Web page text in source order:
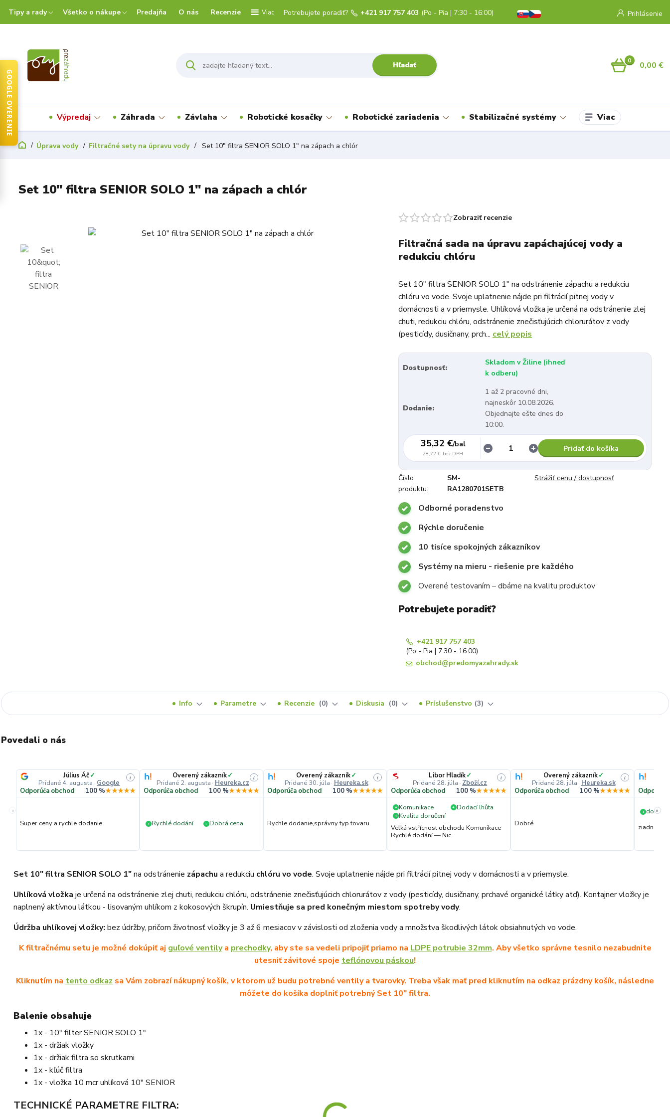
Tipy a rady Všetko o nákupe Predajňa O nás Recenzie Viac Prihlásenie
Hľadať
Potrebujete poradiť? +421 917 757 403 (Po - Pia | 7:30 - 16:00)
0 0,00 €
Výpredaj Záhrada Závlaha Robotické kosačky Robotické zariadenia Stabilizačné systémy Viac
Úprava vody Filtračné sety na úpravu vody Set 10" filtra SENIOR SOLO 1" na zápach a chlór
Set 10" filtra SENIOR SOLO 1" na zápach a chlór
Zobraziť recenzie
Filtračná sada na úpravu zapáchajúcej vody a
redukciu chlóru
Set 10" filtra SENIOR SOLO 1" na odstránenie zápachu a redukciu
chlóru vo vode. Svoje uplatnenie nájde pri filtrácií pitnej vody v
domácnosti a v priemysle. Uhlíková vložka je určená na odstránenie zlej
chuti, redukciu chlóru, odstránenie znečisťujúcich chlorurátov z vody
(pesticídy, dusičnany, prch... celý popis
Dostupnosť:
Skladom v Žiline (ihneď
k odberu)
Dodanie:
1 až 2 pracovné dni,
najneskôr 10.08.2026.
Objednajte ešte dnes do
10:00.
35,32 €/bal
28,72 € bez DPH
Pridať do košíka
Číslo
produktu:
SM-
RA1280701SETB
Strážiť cenu / dostupnosť
Odborné poradenstvo
Rýchle doručenie
10 tisíce spokojných zákazníkov
Systémy na mieru - riešenie pre každého
Overené testovaním – dbáme na kvalitu produktov
Potrebujete poradiť?
+421 917 757 403
(Po - Pia | 7:30 - 16:00)
obchod@predomyazahrady.sk
Info Parametre Recenzie 0 Diskusia 0 Príslušenstvo 3
Povedali o nás
«
Július Áč✓
Pridané 4. augusta · Google
i
Odporúča obchod 100 %★★★★★
Super ceny a rychle dodanie
Overený zákazník✓
Pridané 2. augusta · Heureka.cz
i
Odporúča obchod 100 %★★★★★
+ Rychlé dodání + Dobrá cena
Overený zákazník✓
Pridané 30. júla · Heureka.sk
i
Odporúča obchod 100 %★★★★★
Rychle dodanie,správny typ tovaru.
Libor Hladík✓
Pridané 28. júla · Zboží.cz
i
Odporúča obchod 100 %★★★★★
+ Komunikace + Dodací lhůta
+ Kvalita doručení
Velká vstřícnost obchodu Komunikace
Rychlé dodání — Nic
Overený zákazník✓
Pridané 28. júla · Heureka.sk
i
Odporúča obchod 100 %★★★★★
Dobré
+
ziadna
»
Set 10" filtra SENIOR SOLO 1"na odstránenie zápachu a redukciu chlóru vo vode. Svoje uplatnenie nájde pri filtrácií pitnej vody v domácnosti a v priemysle.
Uhlíková vložka je určená na odstránenie zlej chuti, redukciu chlóru, odstránenie znečisťujúcich chlorurátov z vody (pesticídy, dusičnany, prchavé organické látky atď). Kontajner vložky je
naplnený aktívnou látkou - lisovaným uhlíkom z kokosových škrupín. Umiestňuje sa pred konečným miestom spotreby vody.
Údržba uhlíkovej vložky: bez údržby, pričom životnosť vložky je 3 až 6 mesiacov v závislosti od zloženia vody a množstva škodlivých látok obsiahnutých vo vode.
K filtračnému setu je možné dokúpiť aj guľové ventilya prechodky, aby ste sa vedeli pripojiť priamo na LDPE potrubie 32mm. Aby všetko správne tesnilo nezabudnite
utesniť závitové spoje teflónovou páskou!
Kliknutím na tento odkaz sa Vám zobrazí nákupný košík, v ktorom už budu potrebné ventily a tvarovky. Treba však mať pred kliknutím na odkaz prázdny košík, následne
môžete do košíka doplniť potrebný Set 10" filtra.
Balenie obsahuje
1x - 10" filter SENIOR SOLO 1"
1x - držiak vložky
1x - držiak filtra so skrutkami
1x - kľúč filtra
1x - vložka 10 mcr uhlíková 10" SENIOR
TECHNICKÉ PARAMETRE FILTRA:
GOOGLE OVERENIE